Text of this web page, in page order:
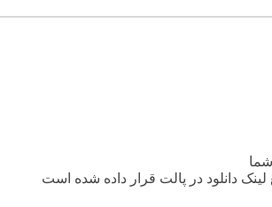
دانلود در پالت قرار داده شده است